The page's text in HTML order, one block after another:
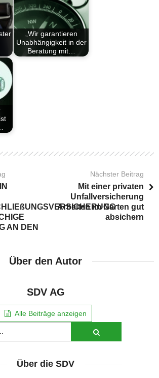
„Wir garantieren
Unabhängigkeit in der
Beratung mit…
AN DEN
Nächster Beitrag
Mit einer privaten
Unfallversicherung
Arbeiten im Garten gut
absichern
Über den Autor
SDV AG
Alle Beiträge anzeigen
Über die SDV